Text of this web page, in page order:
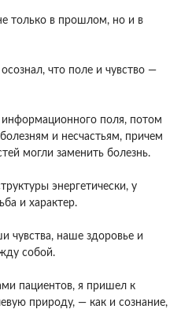
только в прошлом, но и в
что поле и чувство —
поля, потом
и несчастьям, причем
могли заменить болезнь.
энергетически, у
и характер.
чувства, наше здоровье и
собой.
пациентов, я пришел к
природу, — как и сознание,